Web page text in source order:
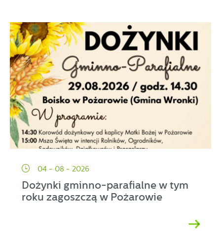
04 - 08 - 2026
Dożynki gminno-parafialne w tym
roku zagoszczą w Pożarowie